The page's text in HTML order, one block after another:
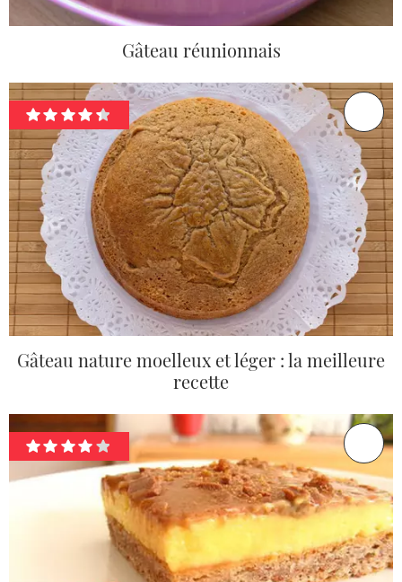
Gâteau réunionnais
Gâteau nature moelleux et léger : la meilleure
recette